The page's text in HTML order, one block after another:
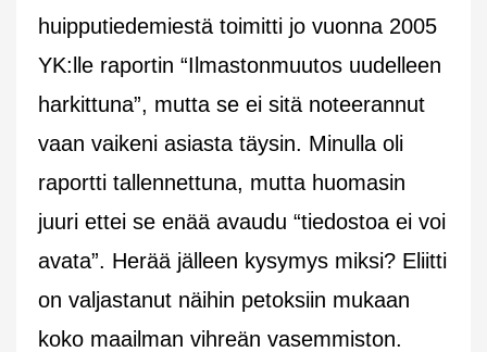
huipputiedemiestä toimitti jo vuonna 2005
YK:lle raportin “Ilmastonmuutos uudelleen
harkittuna”, mutta se ei sitä noteerannut
vaan vaikeni asiasta täysin. Minulla oli
raportti tallennettuna, mutta huomasin
juuri ettei se enää avaudu “tiedostoa ei voi
avata”. Herää jälleen kysymys miksi? Eliitti
on valjastanut näihin petoksiin mukaan
koko maailman vihreän vasemmiston.